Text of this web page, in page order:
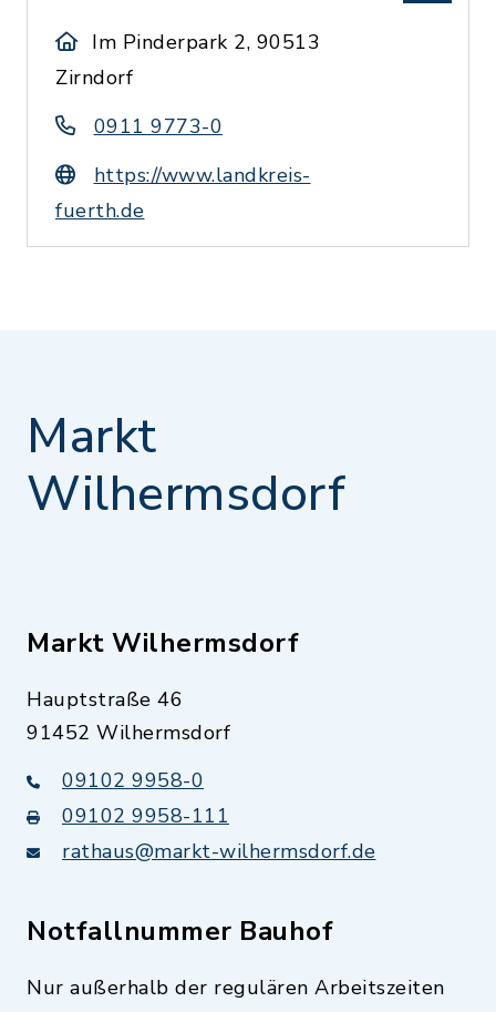
Im Pinderpark 2, 90513
Zirndorf
0911 9773-0
https://www.landkreis-
fuerth.de
Markt
Wilhermsdorf
Markt Wilhermsdorf
Hauptstraße 46
91452 Wilhermsdorf
09102 9958-0
09102 9958-111
rathaus@markt-wilhermsdorf.de
Notfallnummer Bauhof
Nur außerhalb der regulären Arbeitszeiten